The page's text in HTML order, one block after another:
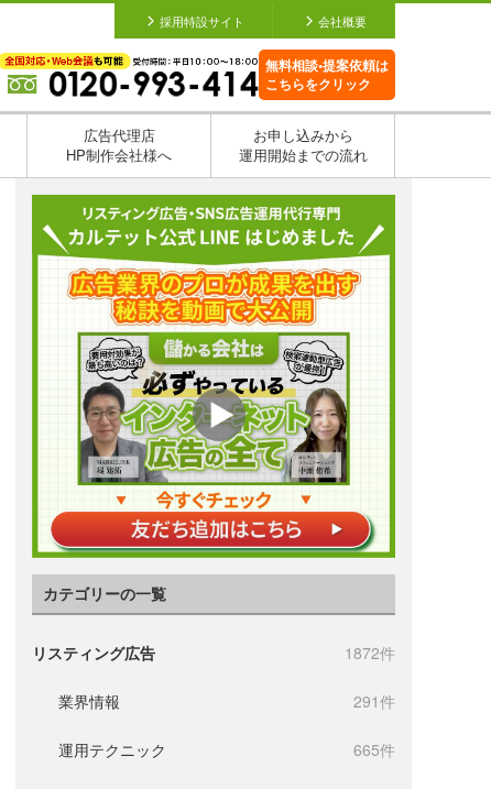
採用特設サイト 会社概要
無料相談•提案依頼は
こちらをクリック
広告代理店
HP制作会社様へ
お申し込みから
運用開始までの流れ
カテゴリーの一覧
リスティング広告 1872件
業界情報 291件
運用テクニック 665件